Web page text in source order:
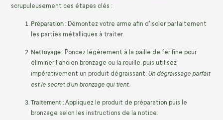
scrupuleusement ces étapes clés :
Préparation : Démontez votre arme afin d'isoler parfaitement
les parties métalliques à traiter.
Nettoyage : Poncez légèrement à la paille de fer fine pour
éliminer l'ancien bronzage ou la rouille, puis utilisez
impérativement un produit dégraissant. Un dégraissage parfait
est le secret d'un bronzage qui tient.
Traitement : Appliquez le produit de préparation puis le
bronzage selon les instructions de la notice.